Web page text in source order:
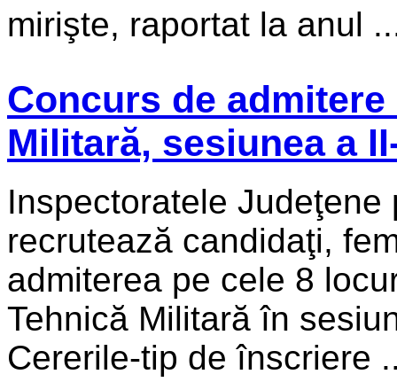
mirişte, raportat la anul
Concurs de
Militară, sesiunea a
Inspectoratele
recrutează candidaţi,
admiterea pe cele 8
Tehnică Militară în
Cererile-tip de înscriere